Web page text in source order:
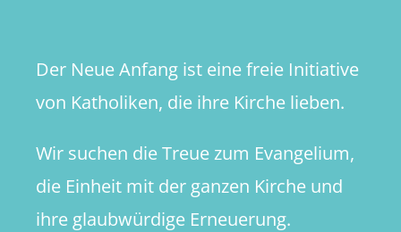
Der Neue Anfang ist eine freie Initiative
von Katholiken, die ihre Kirche lieben.
Wir suchen die Treue zum Evangelium,
die Einheit mit der ganzen Kirche und
ihre glaubwürdige Erneuerung.